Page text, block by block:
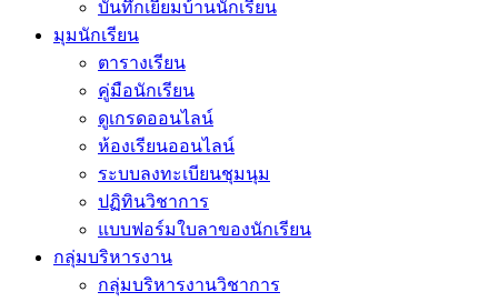
บันทึกเยี่่ยมบ้านนักเรียน
มุมนักเรียน
ตารางเรียน
คู่มือนักเรียน
ดูเกรดออนไลน์
ห้องเรียนออนไลน์
ระบบลงทะเบียนชุมนุม
ปฏิทินวิชาการ
แบบฟอร์มใบลาของนักเรียน
กลุ่มบริหารงาน
กลุ่มบริหารงานวิชาการ